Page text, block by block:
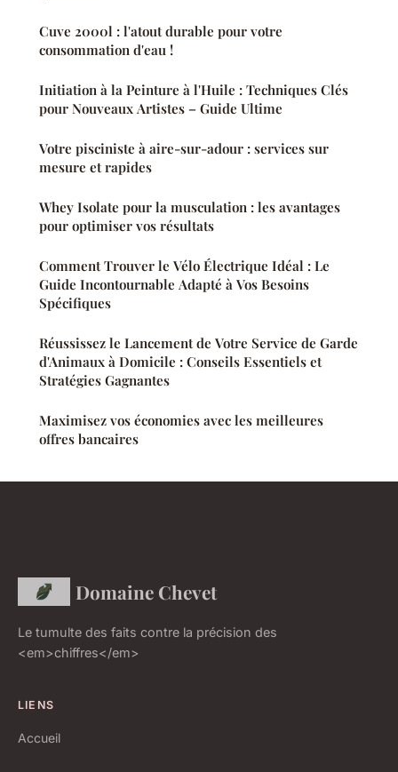
Cuve 2000l : l'atout durable pour votre
consommation d'eau !
Initiation à la Peinture à l'Huile : Techniques Clés
pour Nouveaux Artistes – Guide Ultime
Votre pisciniste à aire-sur-adour : services sur
mesure et rapides
Whey Isolate pour la musculation : les avantages
pour optimiser vos résultats
Comment Trouver le Vélo Électrique Idéal : Le
Guide Incontournable Adapté à Vos Besoins
Spécifiques
Réussissez le Lancement de Votre Service de Garde
d'Animaux à Domicile : Conseils Essentiels et
Stratégies Gagnantes
Maximisez vos économies avec les meilleures
offres bancaires
Domaine Chevet
Le tumulte des faits contre la précision des
<em>chiffres</em>
LIENS
Accueil